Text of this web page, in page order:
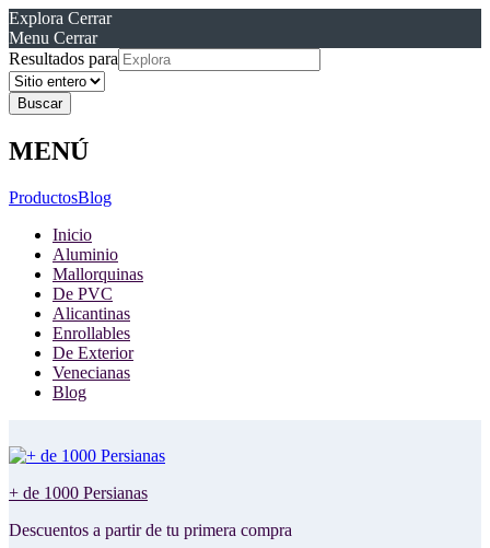
Explora Cerrar
Menu Cerrar
Resultados para
MENÚ
ProductosBlog
Inicio
Aluminio
Mallorquinas
De PVC
Alicantinas
Enrollables
De Exterior
Venecianas
Blog
+ de 1000 Persianas
Descuentos a partir de tu primera compra